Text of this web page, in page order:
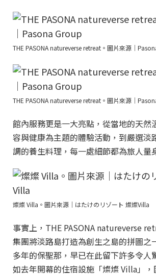
THE PASONA natureverse retreat。圖片來源｜
THE PASONA natureverse retreat。圖片來源｜
館內服務更是一大亮點，從當地的天然
容與健康為主題的體驗活動，到嚴選淡
調的養生料理，每一處細節都為旅人量
燦燦 Villa。圖片來源｜はたけのリゾート 燦燦Villa
事實上，THE PASONA natureverse
集團將淡路島打造為創生之島的拼圖之
多年的保聖那，早已在此留下許多令人
如去年開幕的住宿設施「燦燦 Villa」，